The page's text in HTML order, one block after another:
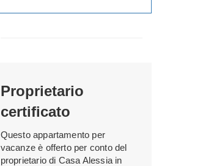
Proprietario
certificato
Questo appartamento per
vacanze è offerto per conto del
proprietario di Casa Alessia in